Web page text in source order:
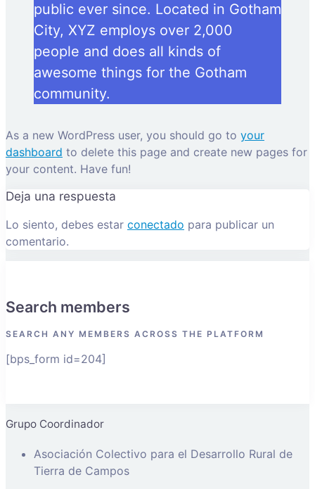
public ever since. Located in Gotham
City, XYZ employs over 2,000
people and does all kinds of
awesome things for the Gotham
community.
As a new WordPress user, you should go to your
dashboard to delete this page and create new pages for
your content. Have fun!
Deja una respuesta
Lo siento, debes estar conectado para publicar un
comentario.
Search members
SEARCH ANY MEMBERS ACROSS THE PLATFORM
[bps_form id=204]
Grupo Coordinador
Asociación Colectivo para el Desarrollo Rural de
Tierra de Campos